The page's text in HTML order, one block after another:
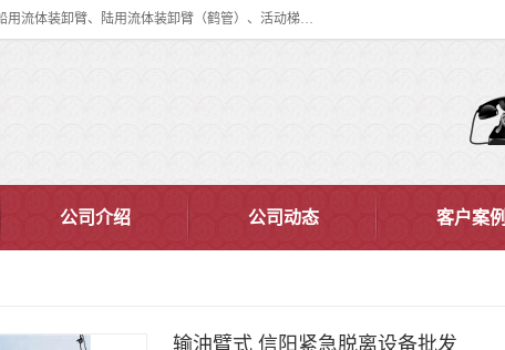
连云港华德石油化工机械有限公司（原连云港石油化工机械总厂），始创于1982年，是从事码头船用流体装卸臂、陆用流体装卸臂（鹤管）、活动梯、钢构平台、定量装车系统等全系列流体装卸设备的设计、制造、销售以及服务的专业供应商。
公司介绍 公司动态 客户案例
输油臂式 信阳紧急脱离设备批发